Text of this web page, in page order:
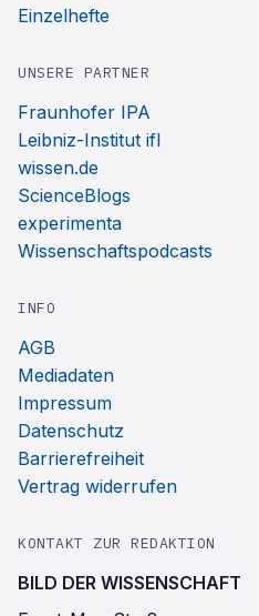
Einzelhefte
UNSERE PARTNER
Fraunhofer IPA
Leibniz-Institut ifl
wissen.de
ScienceBlogs
experimenta
Wissenschaftspodcasts
INFO
AGB
Mediadaten
Impressum
Datenschutz
Barrierefreiheit
Vertrag widerrufen
KONTAKT ZUR REDAKTION
BILD DER WISSENSCHAFT